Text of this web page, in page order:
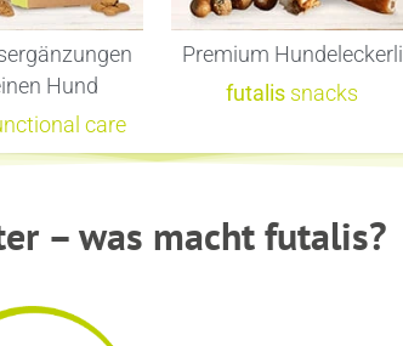
Hund
care
Premium Hundeleckerli
futalis snacks
– was macht futalis?